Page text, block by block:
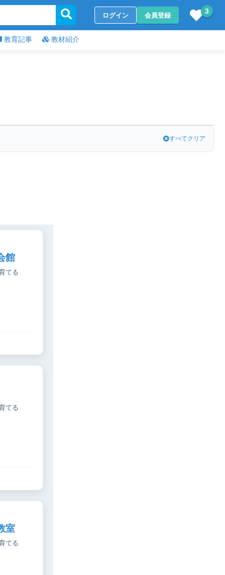
ログイン 会員登録 3
教育記事 教材紹介
すべてクリア
館
てる
てる
室
てる